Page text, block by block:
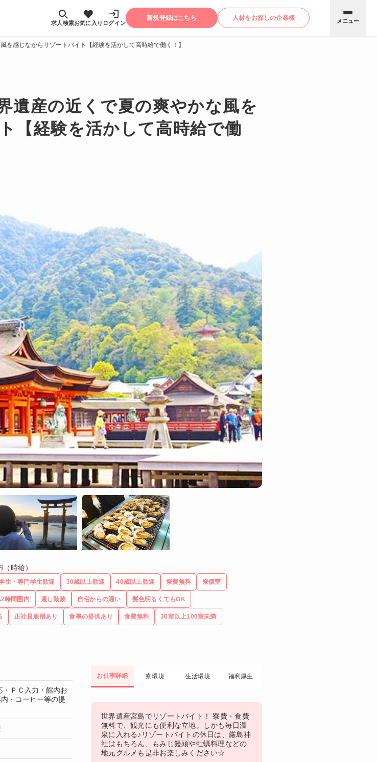
求人検索お気に入り ログイン
新規登録はこちら 人材をお探しの企業様 メニュー
を感じながらリゾートバイト【経験を活かして高時給で働く！】
遺産の近くで夏の爽やかな風を
【経験を活かして高時給で働
（時給）
生・専門学生歓迎 30歳以上歓迎 40歳以上歓迎 寮費無料 寮個室
時間圏内 通し勤務 自宅からの通い 髪色明るくてもOK
正社員雇用あり 食事の提供あり 食費無料 30室以上100室未満
お仕事詳細 寮環境 生活環境 福利厚生
世界遺産宮島でリゾートバイト！ 寮費・食費
無料で、観光にも便利な立地。しかも毎日温
泉に入れる♪リゾートバイトの休日は、厳島神
社はもちろん、もみじ饅頭や牡蠣料理などの
地元グルメも是非お楽しみください☆
ＰＣ入力・館内お
・コーヒー等の提